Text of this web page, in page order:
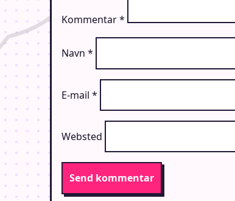
Kommentar*
Navn *
E-mail *
Websted